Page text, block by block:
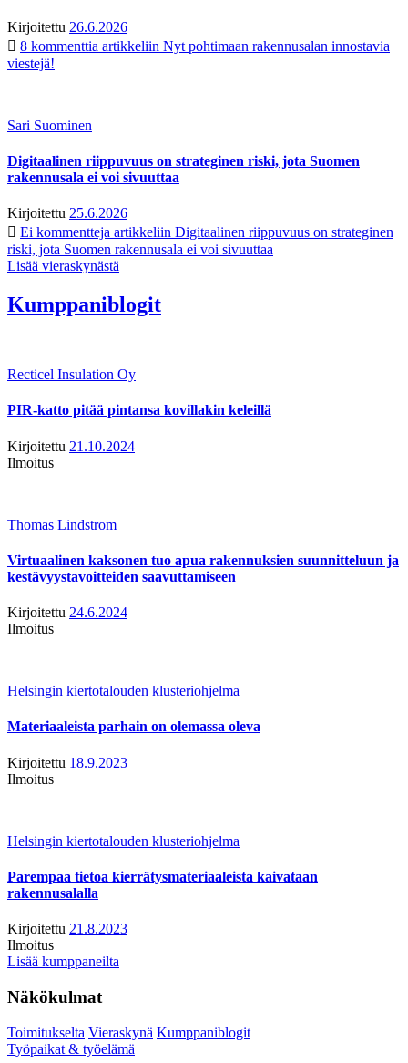
Kirjoitettu 26.6.2026
8 kommenttia artikkeliin Nyt pohtimaan rakennusalan innostavia
viestejä!
Sari Suominen
Digitaalinen riippuvuus on strateginen riski, jota Suomen
rakennusala ei voi sivuuttaa
Kirjoitettu 25.6.2026
Ei kommentteja artikkeliin Digitaalinen riippuvuus on strateginen
riski, jota Suomen rakennusala ei voi sivuuttaa
Lisää vieraskynästä
Kumppaniblogit
Recticel Insulation Oy
PIR-katto pitää pintansa kovillakin keleillä
Kirjoitettu 21.10.2024
Ilmoitus
Thomas Lindstrom
Virtuaalinen kaksonen tuo apua rakennuksien suunnitteluun ja
kestävyystavoitteiden saavuttamiseen
Kirjoitettu 24.6.2024
Ilmoitus
Helsingin kiertotalouden klusteriohjelma
Materiaaleista parhain on olemassa oleva
Kirjoitettu 18.9.2023
Ilmoitus
Helsingin kiertotalouden klusteriohjelma
Parempaa tietoa kierrätysmateriaaleista kaivataan
rakennusalalla
Kirjoitettu 21.8.2023
Ilmoitus
Lisää kumppaneilta
Näkökulmat
Toimitukselta Vieraskynä Kumppaniblogit
Työpaikat & työelämä